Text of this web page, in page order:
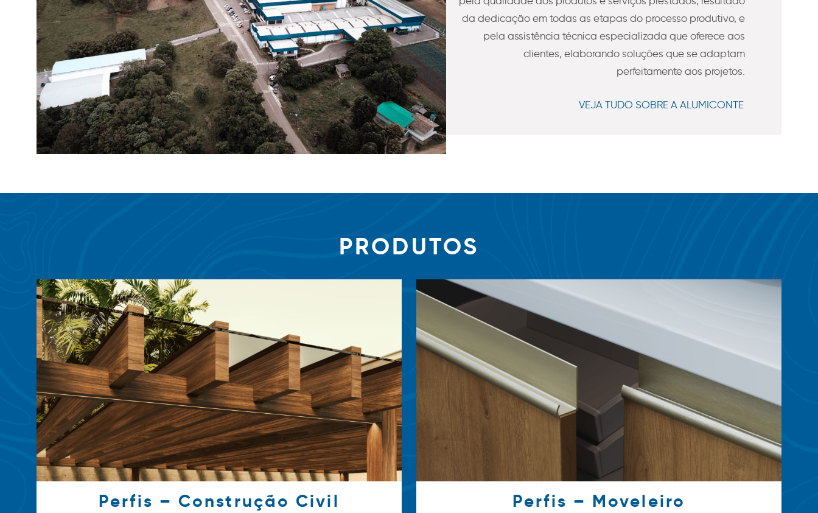
da dedicação em todas as etapas do processo produtivo, e
pela assistência técnica especializada que oferece aos
clientes, elaborando soluções que se adaptam
perfeitamente aos projetos.
VEJA TUDO SOBRE A ALUMICONTE
PRODUTOS
Perfis – Construção Civil Perfis – Moveleiro